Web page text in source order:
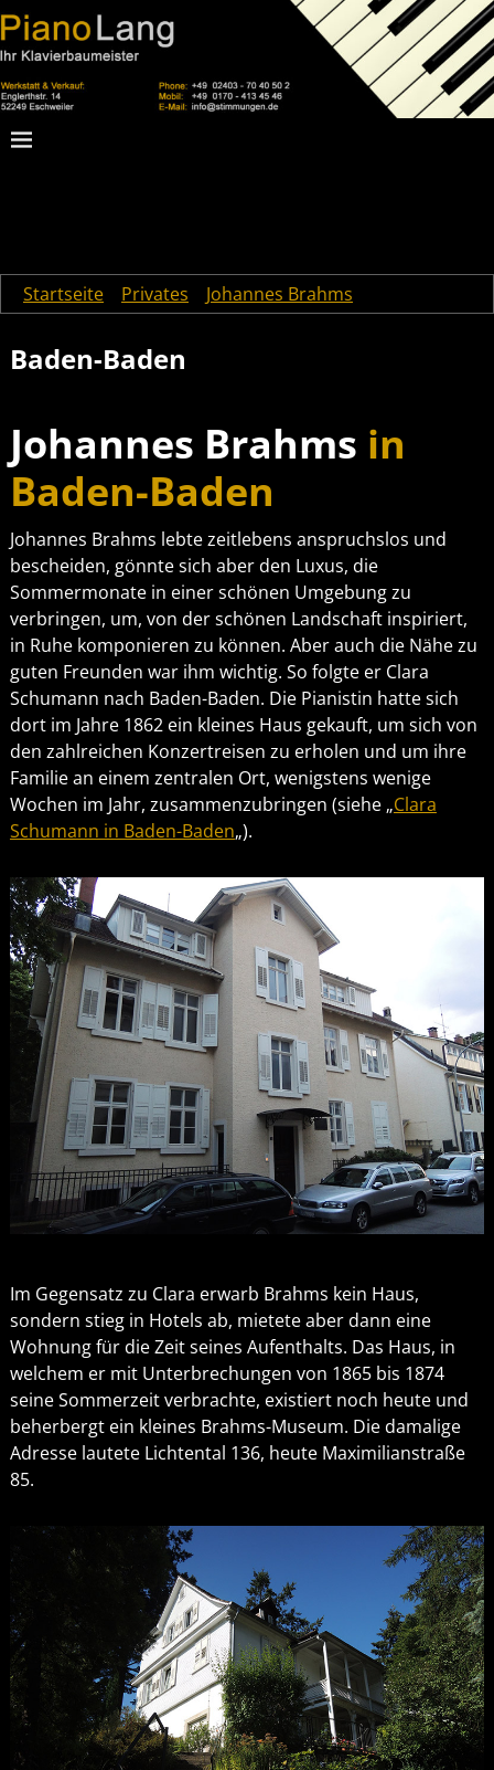
Startseite Privates Johannes Brahms
Baden-Baden
Johannes Brahms in
Baden-Baden
Johannes Brahms lebte zeitlebens anspruchslos und
bescheiden, gönnte sich aber den Luxus, die
Sommermonate in einer schönen Umgebung zu
verbringen, um, von der schönen Landschaft inspiriert,
in Ruhe komponieren zu können. Aber auch die Nähe zu
guten Freunden war ihm wichtig. So folgte er Clara
Schumann nach Baden-Baden. Die Pianistin hatte sich
dort im Jahre 1862 ein kleines Haus gekauft, um sich von
den zahlreichen Konzertreisen zu erholen und um ihre
Familie an einem zentralen Ort, wenigstens wenige
Wochen im Jahr, zusammenzubringen (siehe „Clara
Schumann in Baden-Baden„).
Im Gegensatz zu Clara erwarb Brahms kein Haus,
sondern stieg in Hotels ab, mietete aber dann eine
Wohnung für die Zeit seines Aufenthalts. Das Haus, in
welchem er mit Unterbrechungen von 1865 bis 1874
seine Sommerzeit verbrachte, existiert noch heute und
beherbergt ein kleines Brahms-Museum. Die damalige
Adresse lautete Lichtental 136, heute Maximilianstraße
85.